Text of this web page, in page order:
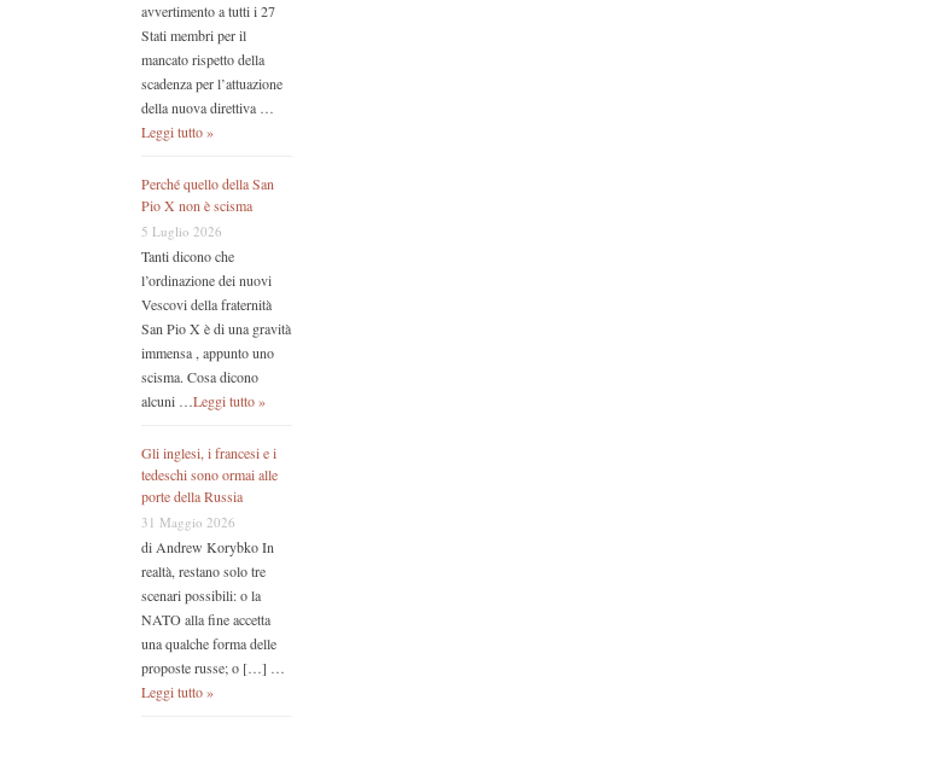
avvertimento a tutti i 27
Stati membri per il
mancato rispetto della
scadenza per l’attuazione
della nuova direttiva …
Leggi tutto »
Perché quello della San
Pio X non è scisma
5 Luglio 2026
Tanti dicono che
l’ordinazione dei nuovi
Vescovi della fraternità
San Pio X è di una gravità
immensa , appunto uno
scisma. Cosa dicono
alcuni …Leggi tutto »
Gli inglesi, i francesi e i
tedeschi sono ormai alle
porte della Russia
31 Maggio 2026
di Andrew Korybko In
realtà, restano solo tre
scenari possibili: o la
NATO alla fine accetta
una qualche forma delle
proposte russe; o […] …
Leggi tutto »